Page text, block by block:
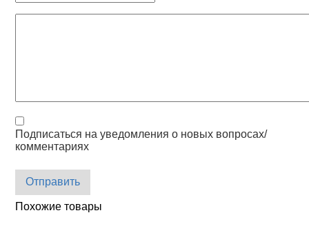
Подписаться на уведомления о новых вопросах/
комментариях
Отправить
Похожие товары